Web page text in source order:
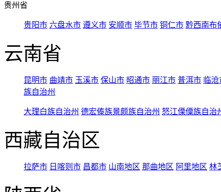
贵州省
贵阳市 六盘水市 遵义市 安顺市 毕节市 铜仁市 黔西南布
云南省
昆明市 曲靖市 玉溪市 保山市 昭通市 丽江市 普洱市 临
族自治州
大理白族自治州 德宏傣族景颇族自治州 怒江傈僳族自治
西藏自治区
拉萨市 日喀则市 昌都市 山南地区 那曲地区 阿里地区 林